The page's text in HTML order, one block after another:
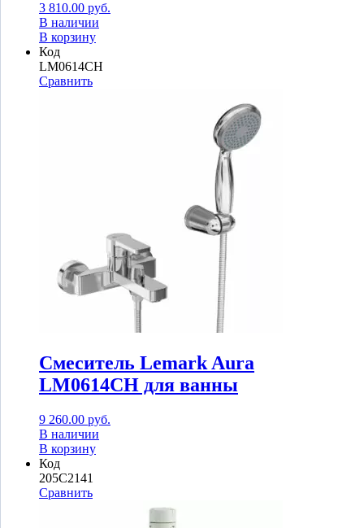
3 810.00 руб.
В наличии
В корзину
Код
LM0614CH
Сравнить
Смеситель Lemark Aura
LM0614CH для ванны
9 260.00 руб.
В наличии
В корзину
Код
205C2141
Сравнить